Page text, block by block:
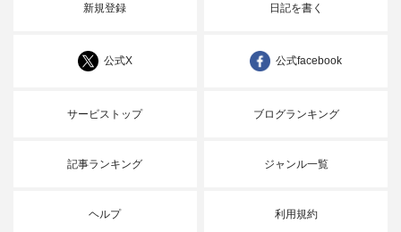
新規登録 日記を書く
公式X 公式facebook
サービストップ ブログランキング
記事ランキング ジャンル一覧
ヘルプ 利用規約